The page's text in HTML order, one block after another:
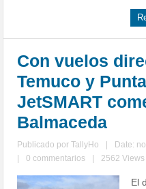
Con vuelos
Temuco y
JetSMART
Balmaceda
Publicado porTallyHo
Date:
0 commentarios 2562 Views
El